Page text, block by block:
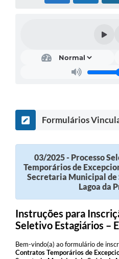
Sala Mineira do Empreendedor
MROSC - Parcerias
Turismo
Contratos
Termos de Uso & Política de
Links
Formulários
03/2025 - Processo
Temporários de
Secretaria Municipal de
Lagoa da
Instruções para
Seletivo Estagiários –
Bem-vindo(a) ao formulário de
Contratos Temporários de